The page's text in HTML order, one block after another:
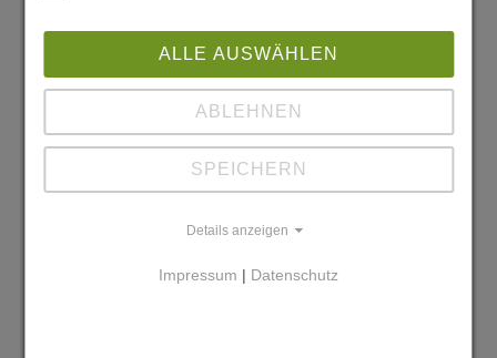
ALLE AUSWÄHLEN
ABLEHNEN
SPEICHERN
Details anzeigen
Impressum | Datenschutz